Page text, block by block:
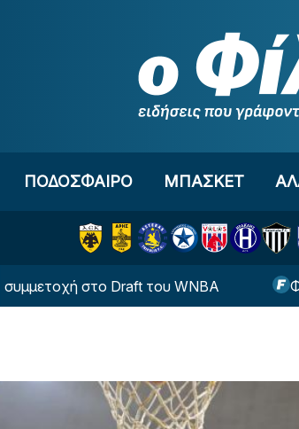
ΠΟΔΟΣΦΑΙΡΟ ΜΠΑΣΚΕΤ
στο Draft του WNBA Φιλική